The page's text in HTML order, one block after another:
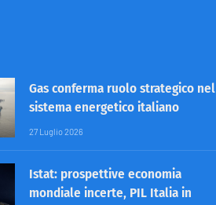
Gas conferma ruolo strategico nel
sistema energetico italiano
27 Luglio 2026
Istat: prospettive economia
mondiale incerte, PIL Italia in